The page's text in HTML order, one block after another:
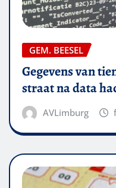
GEM. BEESEL
Gegevens van
straat na data
AVLimburg